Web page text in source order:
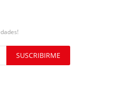
SUSCRIBIRME